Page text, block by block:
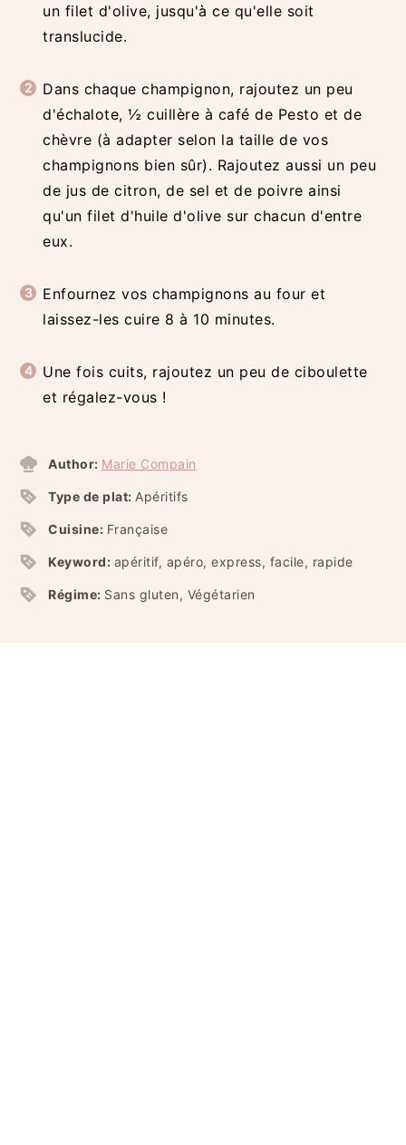
un filet d'olive, jusqu'à ce qu'elle soit
translucide.
Dans chaque champignon, rajoutez un peu
d'échalote, ½ cuillère à café de Pesto et de
chèvre (à adapter selon la taille de vos
champignons bien sûr). Rajoutez aussi un peu
de jus de citron, de sel et de poivre ainsi
qu'un filet d'huile d'olive sur chacun d'entre
eux.
Enfournez vos champignons au four et
laissez-les cuire 8 à 10 minutes.
Une fois cuits, rajoutez un peu de ciboulette
et régalez-vous !
Author: Marie Compain
Type de plat: Apéritifs
Cuisine: Française
Keyword: apéritif, apéro, express, facile, rapide
Régime: Sans gluten, Végétarien